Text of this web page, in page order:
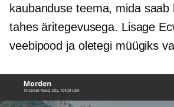
kaubanduse teema, mida saab
tahes äritegevusega. Lisage
veebipood ja oletegi müügiks